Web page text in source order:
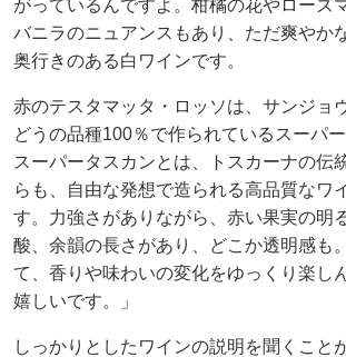
がっているんですよ。柑橘の花やローズ
バニラのニュアンスもあり、ただ爽やか
奥行きのある白ワインです。
赤のテスタマッタ・ロッソは、サンジョ
どうの品種100％で作られているスーパー
スーパータスカンとは、トスカーナの伝
らも、自由な発想で造られる高品質なワ
す。力強さがありながら、赤い果実の明
酸、余韻の長さがあり、どこか透明感も
て、香りや味わいの変化をゆっくり楽し
嬉しいです。」
しっかりとしたワインの説明を聞くこと